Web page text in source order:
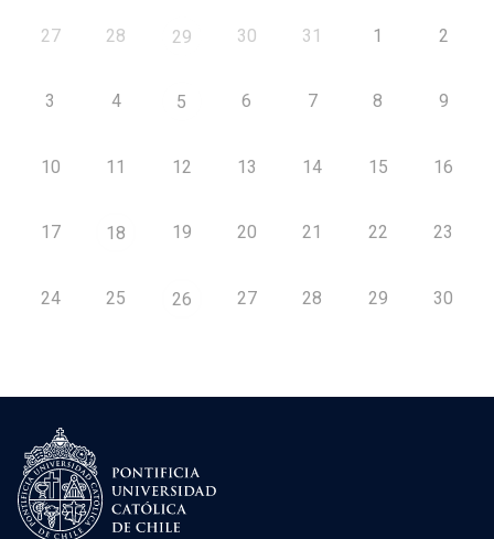
27 28 29 30 31 1 2
3 4 5 6 7 8 9
10 11 12 13 14 15 16
17 18 19 20 21 22 23
24 25 26 27 28 29 30